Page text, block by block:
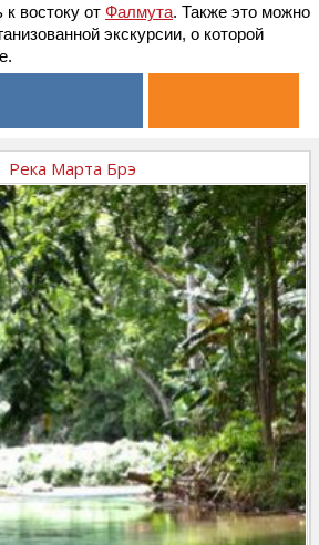
востоку от Фалмута. Также это можно
экскурсии, о которой
Река Марта Брэ